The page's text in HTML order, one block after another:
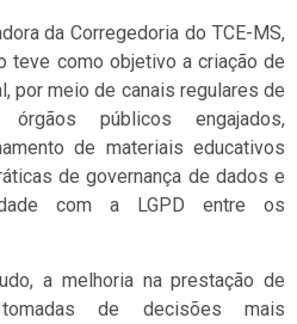
da Corregedoria do TCE-MS,
teve como objetivo a criação de
por meio de canais regulares de
públicos engajados,
de materiais educativos
de governança de dados e
com a LGPD entre os
a melhoria na prestação de
de decisões mais